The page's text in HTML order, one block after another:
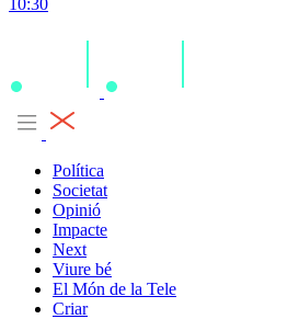
Política
Societat
Opinió
Impacte
Next
Viure bé
El Món de la Tele
Criar